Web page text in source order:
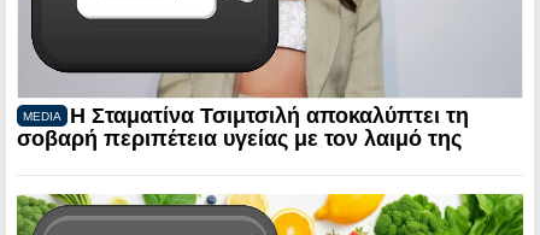
MEDIA
Η Σταματίνα Τσιμτσιλή αποκαλύπτει τη
σοβαρή περιπέτεια υγείας με τον λαιμό της